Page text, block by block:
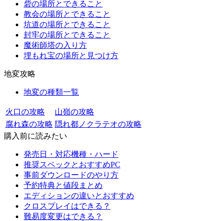
砦の場所とできること
教会の場所とできること
坑道の場所とできること
封牢の場所とできること
魔術師塔の入り方
埋もれ宝の場所と見つけ方
地変攻略
地変の種類一覧
火口の攻略
山嶺の攻略
腐れ森の攻略 隠れ都ノクラテオの攻略
購入前に読みたい
発売日・対応機種・ハード
推奨スペックとおすすめPC
事前ダウンロードのやり方
予約特典と値段まとめ
エディションの違いとおすすめ
クロスプレイはできる？
難易度変更はできる？